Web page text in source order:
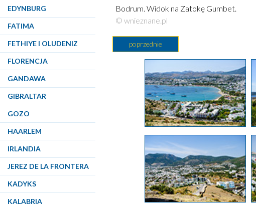
EDYNBURG
FATIMA
FETHIYE I OLUDENIZ
FLORENCJA
GANDAWA
GIBRALTAR
GOZO
HAARLEM
IRLANDIA
JEREZ DE LA FRONTERA
KADYKS
KALABRIA
Bodrum. Widok na Zatokę Gumbet.
© wnieznane.pl
poprzednie